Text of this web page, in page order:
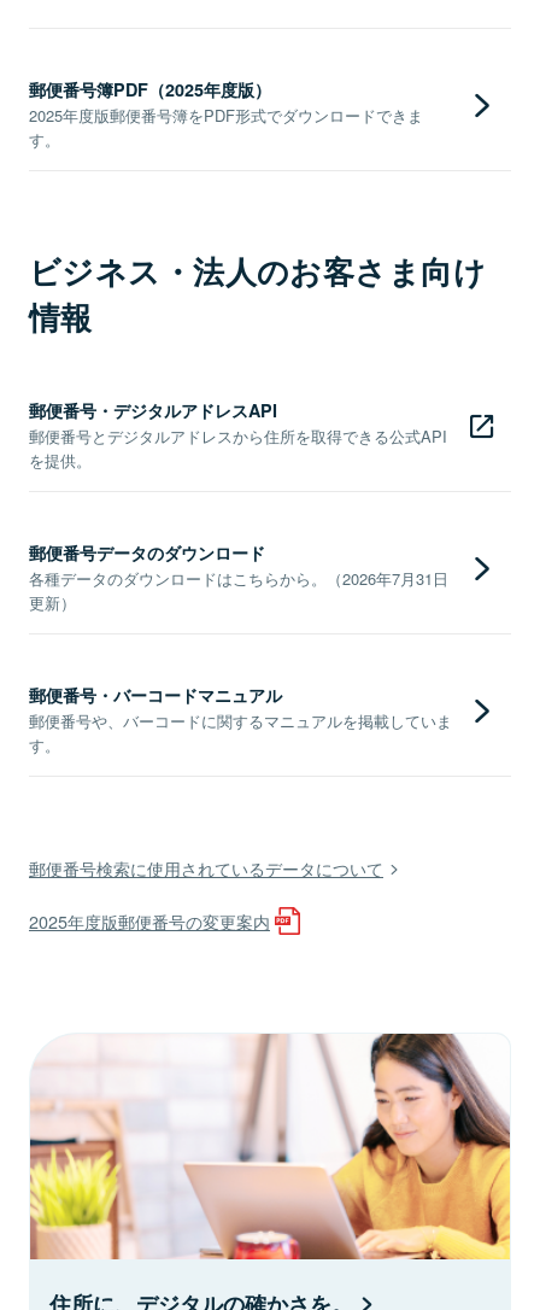
郵便番号簿PDF（2025年度版）
2025年度版郵便番号簿をPDF形式でダウンロードできま
す。
ビジネス・法人のお客さま向け
情報
郵便番号・デジタルアドレスAPI
郵便番号とデジタルアドレスから住所を取得できる公式API
を提供。
郵便番号データのダウンロード
各種データのダウンロードはこちらから。（2026年7月31日
更新）
郵便番号・バーコードマニュアル
郵便番号や、バーコードに関するマニュアルを掲載していま
す。
郵便番号検索に使用されているデータについて
2025年度版郵便番号の変更案内
住所に、デジタルの確かさを。